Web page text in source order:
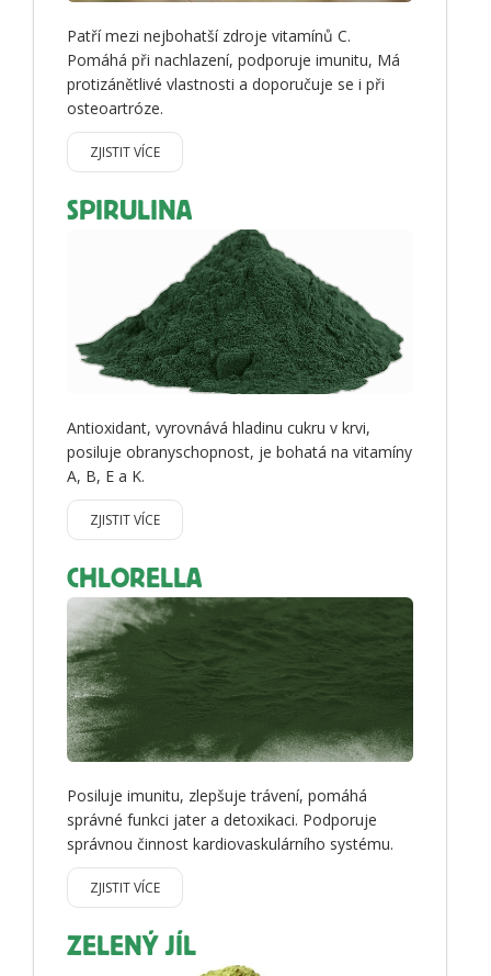
Patří mezi nejbohatší zdroje vitamínů C.
Pomáhá při nachlazení, podporuje imunitu, Má
protizánětlivé vlastnosti a doporučuje se i při
osteoartróze.
ZJISTIT VÍCE
SPIRULINA
Antioxidant, vyrovnává hladinu cukru v krvi,
posiluje obranyschopnost, je bohatá na vitamíny
A, B, E a K.
ZJISTIT VÍCE
CHLORELLA
Posiluje imunitu, zlepšuje trávení, pomáhá
správné funkci jater a detoxikaci. Podporuje
správnou činnost kardiovaskulárního systému.
ZJISTIT VÍCE
ZELENÝ JÍL